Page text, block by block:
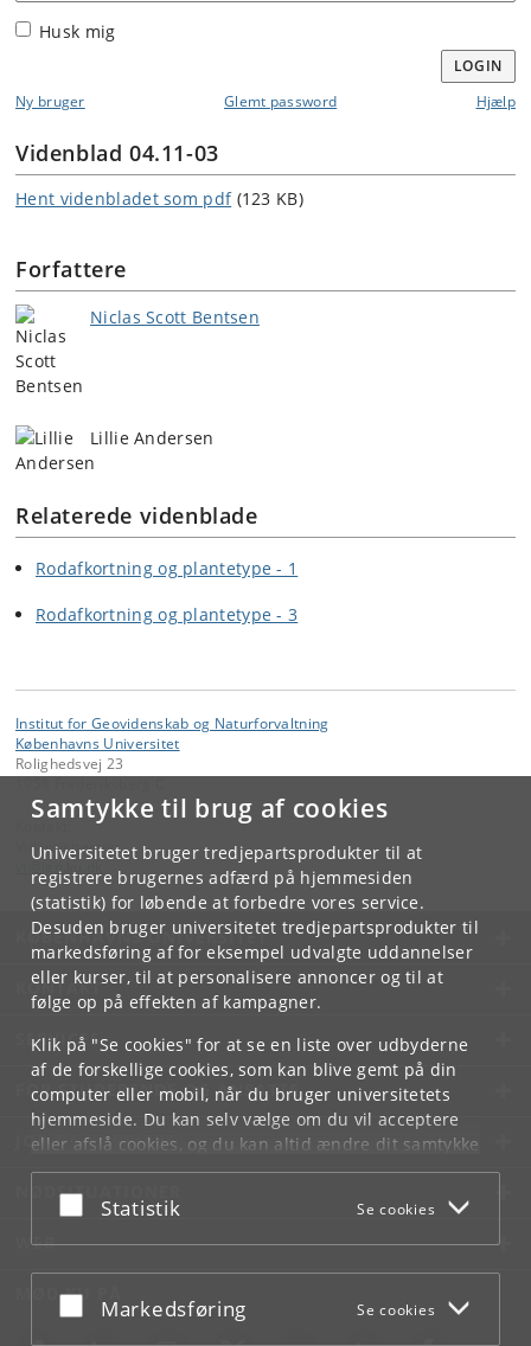
Samtykke til brug af cookies
Universitetet bruger tredjepartsprodukter til at
registrere brugernes adfærd på hjemmesiden
(statistik) for løbende at forbedre vores service.
Desuden bruger universitetet tredjepartsprodukter til
markedsføring af for eksempel udvalgte uddannelser
eller kurser, til at personalisere annoncer og til at
følge op på effekten af kampagner.
Klik på "Se cookies" for at se en liste over udbyderne
af de forskellige cookies, som kan blive gemt på din
computer eller mobil, når du bruger universitetets
hjemmeside. Du kan selv vælge om du vil acceptere
eller afslå cookies, og du kan altid ændre dit samtykke
underCookie- og privatlivspolitiksom du finder i
bunden af hver side.
Acceptér eller afslå
Statistik Se cookies
Acceptér eller afslå
Markedsføring Se cookies
Husk mig
LOGIN
Ny bruger
Glemt password Hjælp
Videnblad 04.11-03
Hent videnbladet som pdf (123 KB)
Forfattere
Niclas Scott Bentsen
Lillie Andersen
Relaterede videnblade
Rodafkortning og plantetype - 1
Rodafkortning og plantetype - 3
Institut for Geovidenskab og Naturforvaltning
Københavns Universitet
Rolighedsvej 23
Videntjenesten
KØBENHAVNS UNIVERSITET
KONTAKT
SERVICES
FOR STUDERENDE OG ANSATTE
JOB OG KARRIERE
NØDSITUATIONER
WEB
MØD KU PÅ